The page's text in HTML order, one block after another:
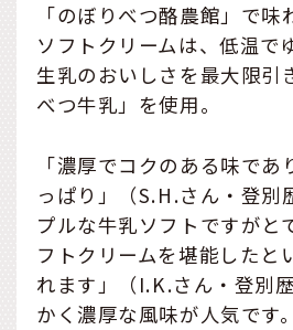
「のぼりべつ酪農館」で味
ソフトクリームは、低温で
生乳のおいしさを最大限引
べつ牛乳」を使用。
「濃厚でコクのある味であ
っぱり」（S.H.さん・登別
プルな牛乳ソフトですがと
フトクリームを堪能したと
れます」（I.K.さん・登別
かく濃厚な風味が人気です。